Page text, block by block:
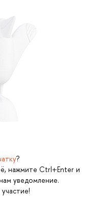
?
нажмите Ctrl+Enter и
уведомление.